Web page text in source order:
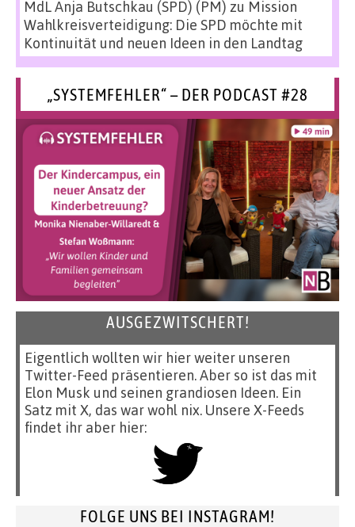
MdL Anja Butschkau (SPD) (PM) zu Mission
Wahlkreisverteidigung: Die SPD möchte mit
Kontinuität und neuen Ideen in den Landtag
„SYSTEMFEHLER“ – DER PODCAST #28
AUSGEZWITSCHERT!
Eigentlich wollten wir hier weiter unseren
Twitter-Feed präsentieren. Aber so ist das mit
Elon Musk und seinen grandiosen Ideen. Ein
Satz mit X, das war wohl nix. Unsere X-Feeds
findet ihr aber hier:
FOLGE UNS BEI INSTAGRAM!